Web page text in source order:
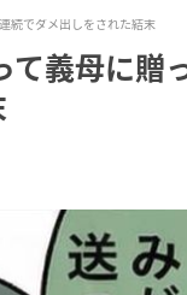
続でダメ出しをされた結末
て義母に贈